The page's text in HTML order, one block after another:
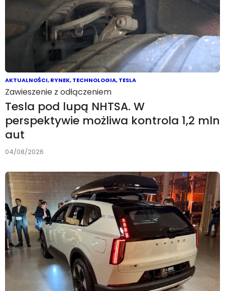
AKTUALNOŚCI,RYNEK,TECHNOLOGIA,TESLA
Zawieszenie z odłączeniem
Tesla pod lupą NHTSA. W
perspektywie możliwa kontrola 1,2 mln
aut
04/08/2026